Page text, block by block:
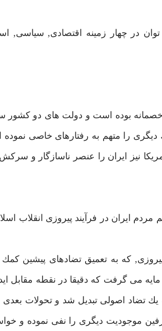
در چهار زمينه اقتصادى, سياسى,
خصمانه بوده است و دولت هاى دو كشور
را متهم به رفتارهاى خاصى
نيز ايران را عنصر ناسازگار و
مردم ايران در فرآيند پيروزى انقلاب
كه به تعميق تضادهاى پيشين كمك
مى گرفت كه دقيقا در نقطه مقابل
يك تضاد اصولى تبديل شد و تحولات
موجوديت ديگرى را نفى نموده و